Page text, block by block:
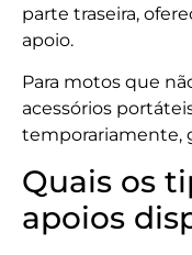
parte traseira,
apoio.
Para motos que
acessórios
temporariamente,
Quais os
apoios